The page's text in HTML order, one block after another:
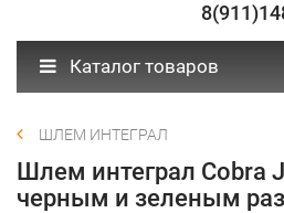
Каталог товаров
ШЛЕМ ИНТЕГРАЛ
Шлем интеграл Cobra
черным и зеленым